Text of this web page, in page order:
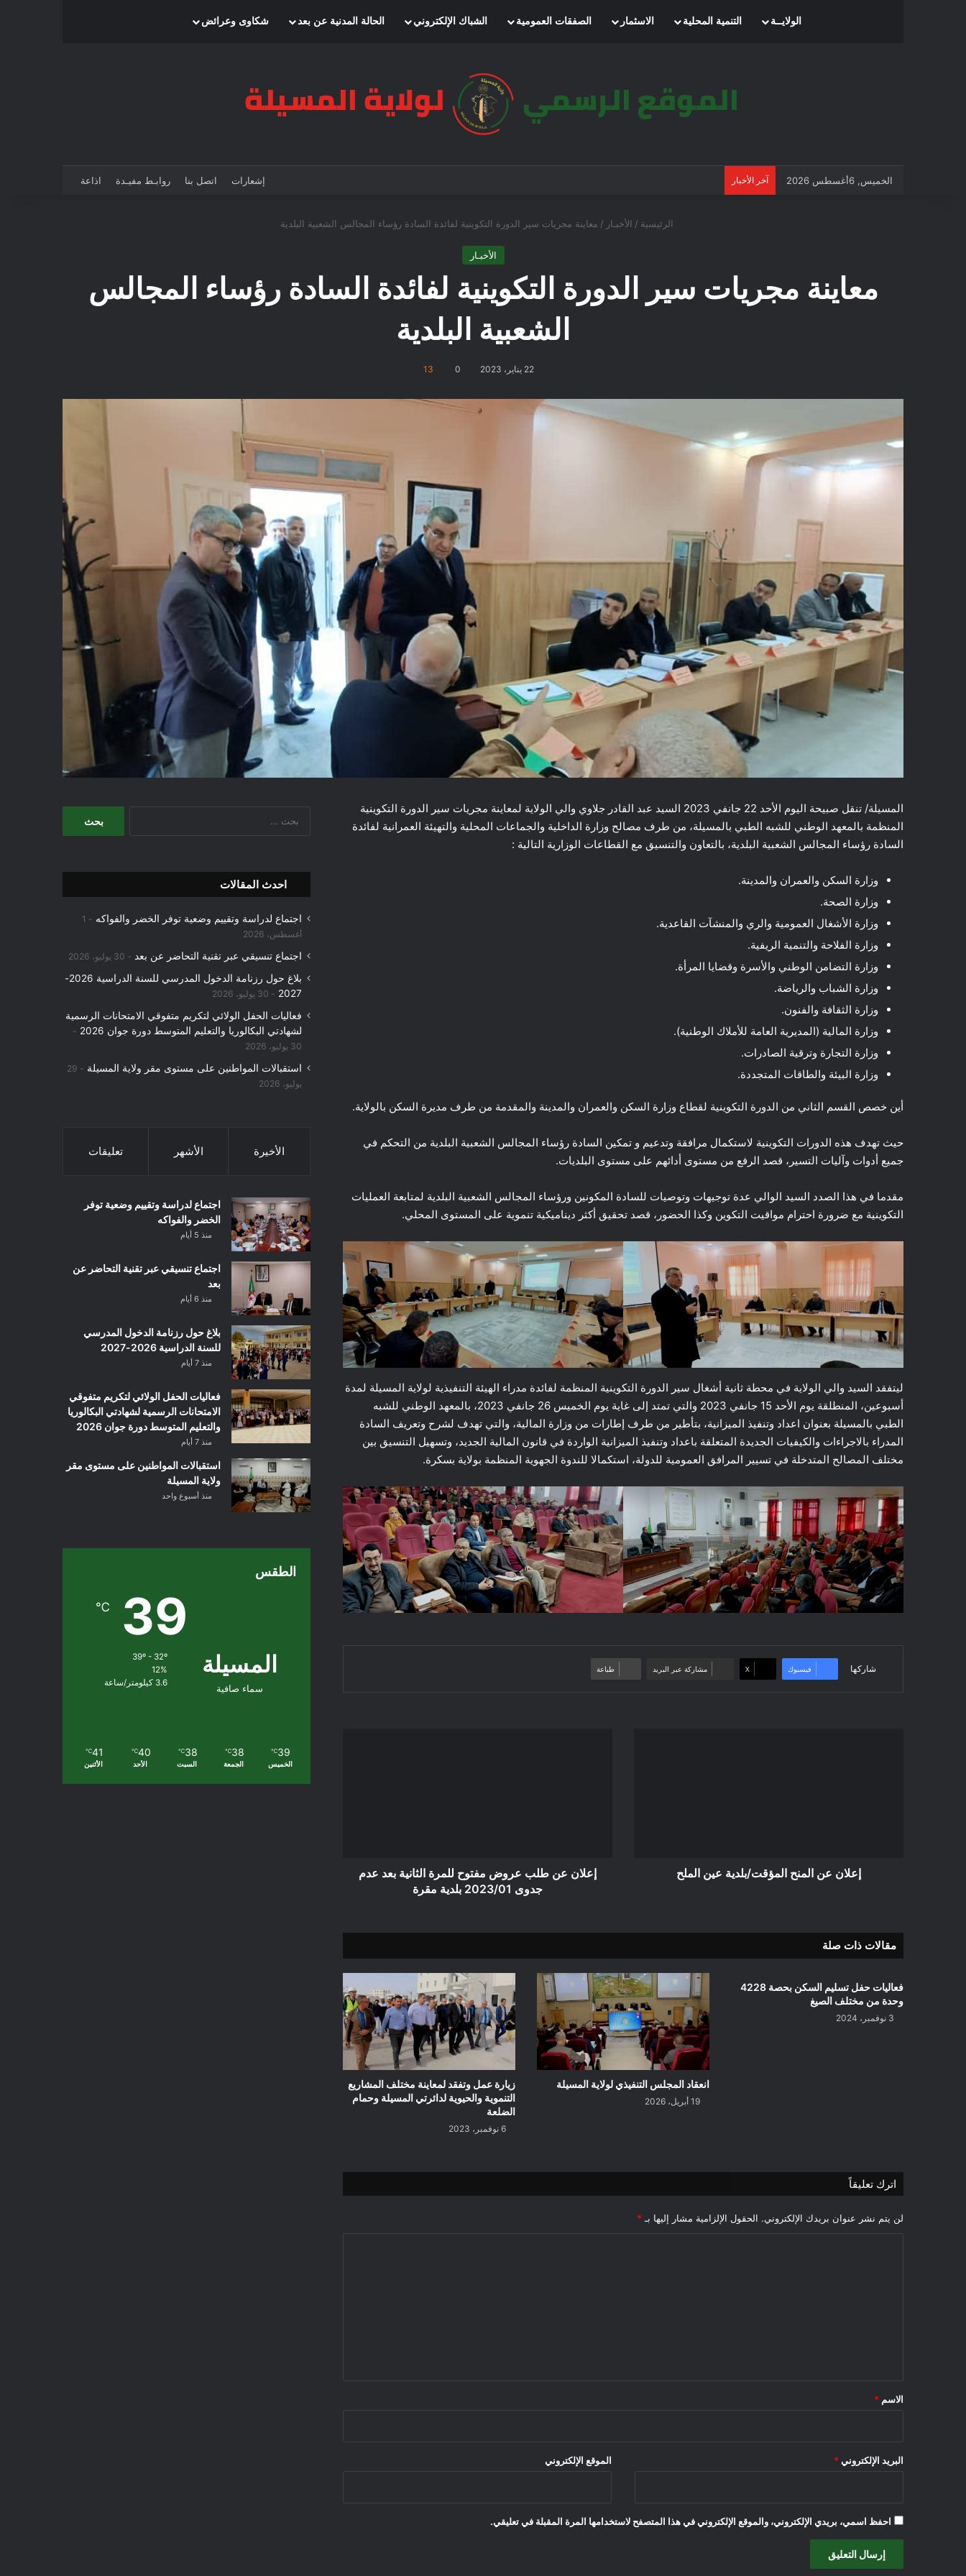
الرئيسيةالولايــة التنمية المحلية الاسثمار الصفقات العمومية الشباك الإلكتروني الحالة المدنية عن بعد شكاوى وعرائض
الخميس, 6أغسطس 2026 آخر الأخبار إشعارات اتصل بنا روابـط مفيـدة اذاعة
الرئيسية / الأخبـار / معاينة مجريات سير الدورة التكوينية لفائدة السادة رؤساء المجالس الشعبية البلدية
الأخبـار
معاينة مجريات سير الدورة التكوينية لفائدة السادة رؤساء المجالس
الشعبية البلدية
22 يناير، 2023 0
13
المسيلة/ تنقل صبيحة اليوم الأحد 22 جانفي 2023 السيد عبد القادر جلاوي والي الولاية لمعاينة مجريات سير الدورة التكوينية
المنظمة بالمعهد الوطني للشبه الطبي بالمسيلة، من طرف مصالح وزارة الداخلية والجماعات المحلية والتهيئة العمرانية لفائدة
السادة رؤساء المجالس الشعبية البلدية، بالتعاون والتنسيق مع القطاعات الوزارية التالية :
وزارة السكن والعمران والمدينة.
وزارة الصحة.
وزارة الأشغال العمومية والري والمنشآت القاعدية.
وزارة الفلاحة والتنمية الريفية.
وزارة التضامن الوطني والأسرة وقضايا المرأة.
وزارة الشباب والرياضة.
وزارة الثقافة والفنون.
وزارة المالية (المديرية العامة للأملاك الوطنية).
وزارة التجارة وترقية الصادرات.
وزارة البيئة والطاقات المتجددة.
أين خصص القسم الثاني من الدورة التكوينية لقطاع وزارة السكن والعمران والمدينة والمقدمة من طرف مديرة السكن بالولاية.
حيث تهدف هذه الدورات التكوينية لاستكمال مرافقة وتدعيم و تمكين السادة رؤساء المجالس الشعبية البلدية من التحكم في
جميع أدوات وآليات التسير، قصد الرفع من مستوى أدائهم على مستوى البلديات.
مقدما في هذا الصدد السيد الوالي عدة توجيهات وتوصيات للسادة المكونين ورؤساء المجالس الشعبية البلدية لمتابعة العمليات
التكوينية مع ضرورة احترام مواقيت التكوين وكذا الحضور، قصد تحقيق أكثر ديناميكية تنموية على المستوى المحلي.
ليتفقد السيد والي الولاية في محطة ثانية أشغال سير الدورة التكوينية المنظمة لفائدة مدراء الهيئة التنفيذية لولاية المسيلة لمدة
أسبوعين، المنطلقة يوم الأحد 15 جانفي 2023 والتي تمتد إلى غاية يوم الخميس 26 جانفي 2023، بالمعهد الوطني للشبه
الطبي بالمسيلة بعنوان اعداد وتنفيذ الميزانية، بتأطير من طرف إطارات من وزارة المالية، والتي تهدف لشرح وتعريف السادة
المدراء بالاجراءات والكيفيات الجديدة المتعلقة باعداد وتنفيذ الميزانية الواردة في قانون المالية الجديد، وتسهيل التنسيق بين
مختلف المصالح المتدخلة في تسيير المرافق العمومية للدولة، استكمالا للندوة الجهوية المنظمة بولاية بسكرة.
شاركها فيسبوك ‫X مشاركة عبر البريد طباعة
إعلان عن المنح المؤقت/بلدية عين الملح
جدوىإعلان عن طلب عروض مفتوح للمرة الثانية بعد عدم
جدوى 2023/01 بلدية مقرة
مقالات ذات صلة
فعاليات حفل تسليم السكن بحصة 4228
وحدة من مختلف الصيغ
3 نوفمبر، 2024
انعقاد المجلس التنفيذي لولاية المسيلة
19 أبريل، 2026
زيارة عمل وتفقد لمعاينة مختلف المشاريع
التنموية والحيوية لدائرتي المسيلة وحمام
الضلعة
6 نوفمبر، 2023
اترك تعليقاً
لن يتم نشر عنوان بريدك الإلكتروني. الحقول الإلزامية مشار إليها بـ *
*
الاسم *
البريد الإلكتروني * الموقع الإلكتروني
احفظ اسمي، بريدي الإلكتروني، والموقع الإلكتروني في هذا المتصفح لاستخدامها المرة المقبلة في تعليقي.
احدث المقالات
اجتماع لدراسة وتقييم وضعية توفر الخضر والفواكه
1
أغسطس، 2026
اجتماع تنسيقي عبر تقنية التحاضر عن بعد 30 يوليو، 2026
بلاغ حول رزنامة الدخول المدرسي للسنة الدراسية 2026-
2027
30 يوليو، 2026
فعاليات الحفل الولائي لتكريم متفوقي الامتحانات الرسمية
لشهادتي البكالوريا والتعليم المتوسط دورة جوان 2026
30 يوليو، 2026
استقبالات المواطنين على مستوى مقر ولاية المسيلة
29
يوليو، 2026
الأخيرة الأشهر تعليقات
اجتماع لدراسة وتقييم وضعية توفر
الخضر والفواكه
منذ 5 أيام
اجتماع تنسيقي عبر تقنية التحاضر عن
بعد
منذ 6 أيام
بلاغ حول رزنامة الدخول المدرسي
للسنة الدراسية 2026-2027
منذ 7 أيام
فعاليات الحفل الولائي لتكريم متفوقي
الامتحانات الرسمية لشهادتي البكالوريا
والتعليم المتوسط دورة جوان 2026
منذ 7 أيام
استقبالات المواطنين على مستوى مقر
ولاية المسيلة
منذ أسبوع واحد
الطقس
المسيلة
سماء صافية
39
℃
39º - 32º
12%
3.6 كيلومتر/ساعة
39
℃
الخميس
38
℃
الجمعة
38
℃
السبت
40
℃
الأحد
41
℃
الأثنين